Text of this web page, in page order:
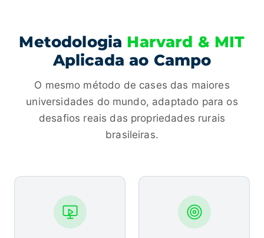
Metodologia Harvard & MIT
Aplicada ao Campo
O mesmo método de cases das maiores
universidades do mundo, adaptado para os
desafios reais das propriedades rurais
brasileiras.